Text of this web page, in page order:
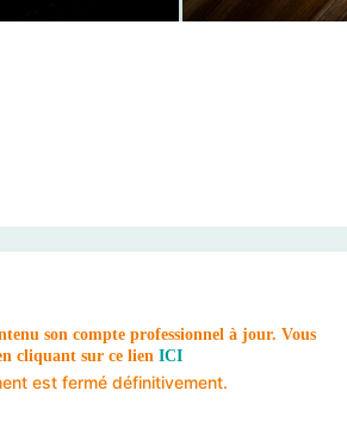
son compte professionnel à jour. Vous
cliquant sur ce lien ICI
est fermé définitivement.